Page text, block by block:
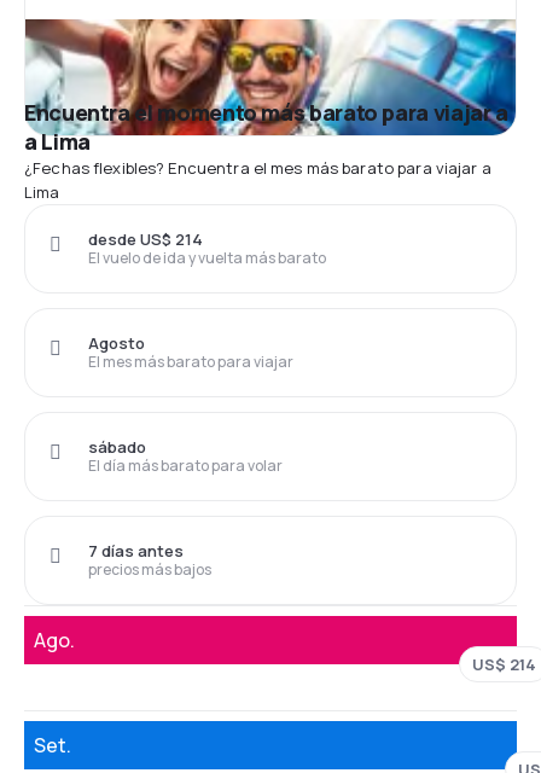
Encuentra el momento más barato para viajar a
a Lima
¿Fechas flexibles? Encuentra el mes más barato para viajar a
Lima
El vuelo de ida y vuelta más barato
desde US$ 214
El mes más barato para viajar
Agosto
El día más barato para volar
sábado
precios más bajos
7 días antes
Ago.
US$ 214
Set.